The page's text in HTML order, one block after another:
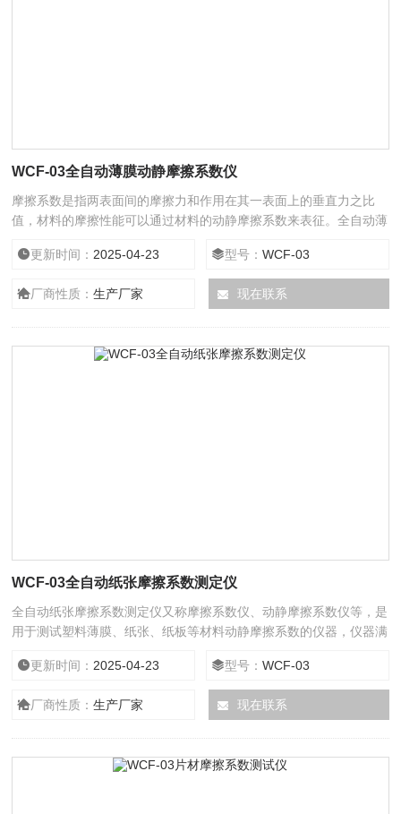
WCF-03全自动薄膜动静摩擦系数仪
摩擦系数是指两表面间的摩擦力和作用在其一表面上的垂直力之比
值，材料的摩擦性能可以通过材料的动静摩擦系数来表征。全自动薄
可以用于测试纸张、纸板、手机屏等的动静摩擦系数，应用范围广
更新时间： 2025-04-23 型号：WCF-03
厂商性质：生产厂家 现在联系
WCF-03全自动纸张摩擦系数测定仪
全自动纸张摩擦系数测定仪又称摩擦系数仪、动静摩擦系数仪等，是
用于测试塑料薄膜、纸张、纸板等材料动静摩擦系数的仪器，仪器满
更新时间： 2025-04-23 型号：WCF-03
厂商性质：生产厂家 现在联系